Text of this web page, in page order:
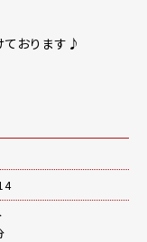
ております♪